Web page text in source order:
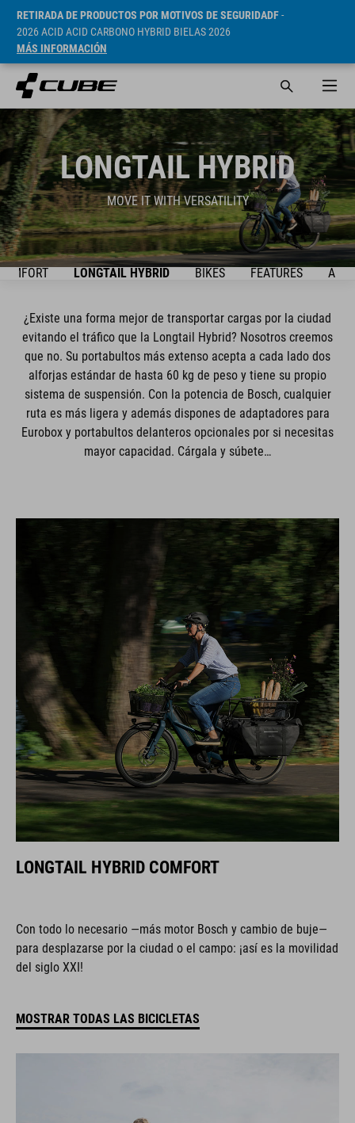
RETIRADA DE PRODUCTOS POR MOTIVOS DE SEGURIDADF-
2026 ACID ACID CARBONO HYBRID BIELAS 2026
MÁS INFORMACIÓN
LONGTAIL HYBRID
MOVE IT WITH VERSATILITY
LONGTAIL HYBRID BIKES FEATURES
¿Existe una forma mejor de transportar cargas por la ciudad
evitando el tráfico que la Longtail Hybrid? Nosotros creemos
que no. Su portabultos más extenso acepta a cada lado dos
alforjas estándar de hasta 60 kg de peso y tiene su propio
sistema de suspensión. Con la potencia de Bosch, cualquier
ruta es más ligera y además dispones de adaptadores para
Eurobox y portabultos delanteros opcionales por si necesitas
mayor capacidad. Cárgala y súbete…
LONGTAIL HYBRID COMFORT
Con todo lo necesario —más motor Bosch y cambio de buje—
para desplazarse por la ciudad o el campo: ¡así es la movilidad
del siglo XXI!
MOSTRAR TODAS LAS BICICLETAS